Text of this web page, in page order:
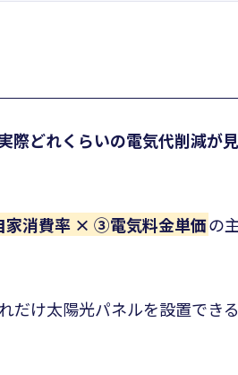
どれくらいの電気代削減が
消費率 × ③電気料金単価の
け太陽光パネルを設置できる